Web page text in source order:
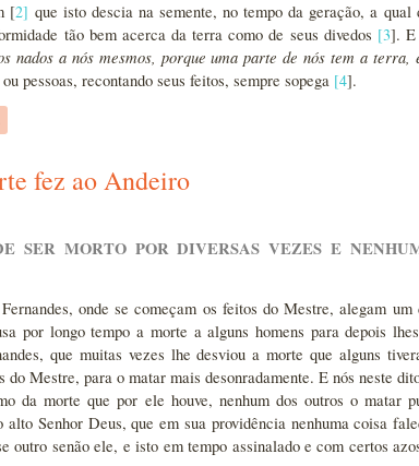
[2] que isto descia na semente, no tempo da geração, a
tão bem acerca da terra como de seus divedos [3]. E
nados a nós mesmos, porque uma parte de nós tem a terra,
pessoas, recontando seus feitos, sempre sopega [4].
fez ao Andeiro
SER MORTO POR DIVERSAS VEZES E
onde se começam os feitos do Mestre, alegam
por longo tempo a morte a alguns homens para depois
que muitas vezes lhe desviou a morte que alguns
do Mestre, para o matar mais desonradamente. E nós neste
da morte que por ele houve, nenhum dos outros o matar
Senhor Deus, que em sua providência nenhuma coisa
outro senão ele, e isto em tempo assinalado e com certos